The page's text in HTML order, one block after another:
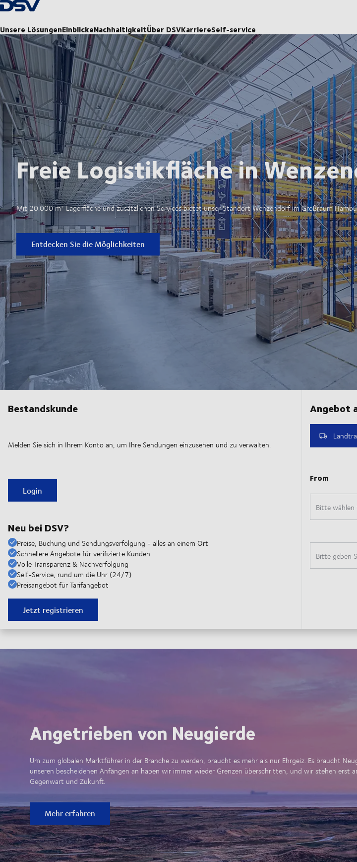
Zurück zur Startseite
Unsere LösungenEinblickeNachhaltigkeitÜber DSVKarriereSelf-service
Freie Logistikfläche in
Mit 20.000 m² Lagerfläche und zusätzlichen Services bietet unser StandortWenzendorfim Großraum
Entdecken Sie die Möglichkeiten
Bestandskunde
Melden Sie sich in Ihrem Konto an, um Ihre Sendungen einzusehen und zu verwalten.
Login
Neu bei DSV?
Preise, Buchung und Sendungsverfolgung - alles an einem Ort
Schnellere Angebote für verifizierte Kunden
Volle Transparenz & Nachverfolgung
Self-Service, rund um die Uhr (24/7)
Preisangebot für Tarifangebot
Jetzt registrieren
Angetrieben von Neugierde
Um zum globalen Marktführer in der Branche zu werden, braucht es mehr als nur Ehrgeiz. Es braucht
unseren bescheidenen Anfängen an haben wir immer wieder Grenzen überschritten, und wir stehen erst
Gegenwart und Zukunft.
Mehr erfahren